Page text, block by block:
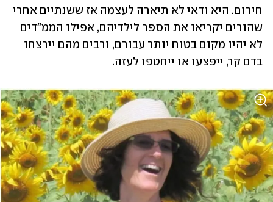
בדם קר, ייפצעו או ייחטפו לעזה.